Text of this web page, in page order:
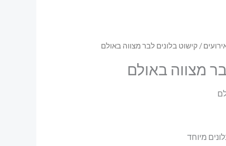
/ קישוט בלונים לבר מצווה באולם
מצווה באולם